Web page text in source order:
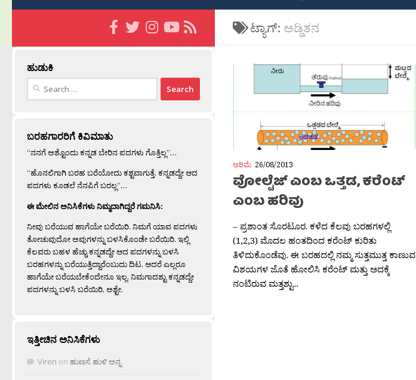
ಟ್ಯಾಗ್: ಅಡ್ಡಿತನ
ಅರಿಮೆ 26/08/2013
ವೋಲ್ಟೆಜ್ ಎಂಬ ಒತ್ತಡ, ಕರೆಂಟ್
ಎಂಬ ಹರಿವು
– ಪ್ರಶಾಂತ ಸೊರಟೂರ. ಕಳೆದ ಕೆಲವು ಬರಹಗಳಲ್ಲಿ
(1,2,3) ಮೊದಲ ಹಂತದಿಂದ ಕರೆಂಟ್ ಕುರಿತು
ತಿಳಿದುಕೊಂಡೆವು. ಈ ಬರಹದಲ್ಲಿ ನಮ್ಮ ಸುತ್ತಮುತ್ತ ಕಾಣುವ
ವಿಶಯಗಳ ಜೊತೆ ಹೋಲಿಸಿ ಕರೆಂಟ್ ಮತ್ತು ಅದಕ್ಕೆ
ನಂಟಿರುವ ಮತ್ತಶ್ಟು...
ಹುಡುಕಿ
Search
ಬರಹಗಾರರಿಗೆ ಕಿವಿಮಾತು
“ನನಗೆ ಅಶ್ಟೊಂದು ಕನ್ನಡ ಬೇರಿನ ಪದಗಳು ಗೊತ್ತಿಲ್ಲ”…
“ಹೊನಲಿಗಾಗಿ ಬರಹ ಬರೆಯೋದು ಕಶ್ಟವಾಗುತ್ತೆ. ಕನ್ನಡದ್ದೇ ಆದ
ಪದಗಳು ಕೂಡಲೆ ನೆನಪಿಗೆ ಬರಲ್ಲ”…
ಈ ಮೇಲಿನ ಅನಿಸಿಕೆಗಳು ನಿಮ್ಮದಾಗಿದ್ದರೆ ಗಮನಿಸಿ:
ನೀವು ಬರೆಯುವ ಹಾಗೆಯೇ ಬರೆಯಿರಿ. ನಿಮಗೆ ಯಾವ ಪದಗಳು
ತೋಚುವುದೋ ಅವುಗಳನ್ನು ಬಳಸಿಕೊಂಡೇ ಬರೆಯಿರಿ. ಇಲ್ಲಿ
ಕೆಲವರು ಬಹಳ ಹೆಚ್ಚು ಕನ್ನಡದ್ದೇ ಆದ ಪದಗಳನ್ನು ಬಳಸಿ
ಬರಹಗಳನ್ನು ಬರೆಯುತ್ತಿದ್ದಾರೆಂಬುದು ದಿಟ. ಆದರೆ ಎಲ್ಲರೂ
ಹಾಗೆಯೇ ಬರೆಯಬೇಕೆಂದೇನೂ ಇಲ್ಲ. ನಿಮಗಾದಶ್ಟು ಕನ್ನಡದ್ದೇ
ಪದಗಳನ್ನು ಬಳಸಿ ಬರೆಯಿರಿ, ಅಶ್ಟೇ.
ಇತ್ತೀಚಿನ ಅನಿಸಿಕೆಗಳು
Viren on ಹುಣಸೆ ಹುಳಿ ಅನ್ನ